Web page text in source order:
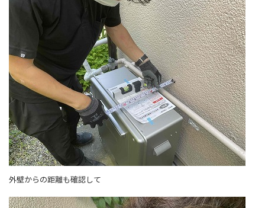
外壁からの距離も確認して